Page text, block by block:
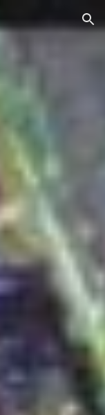
Skip to navigation